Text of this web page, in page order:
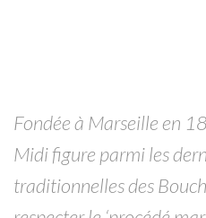
Fondée à Marseille en
Midi figure parmi les
traditionnelles des